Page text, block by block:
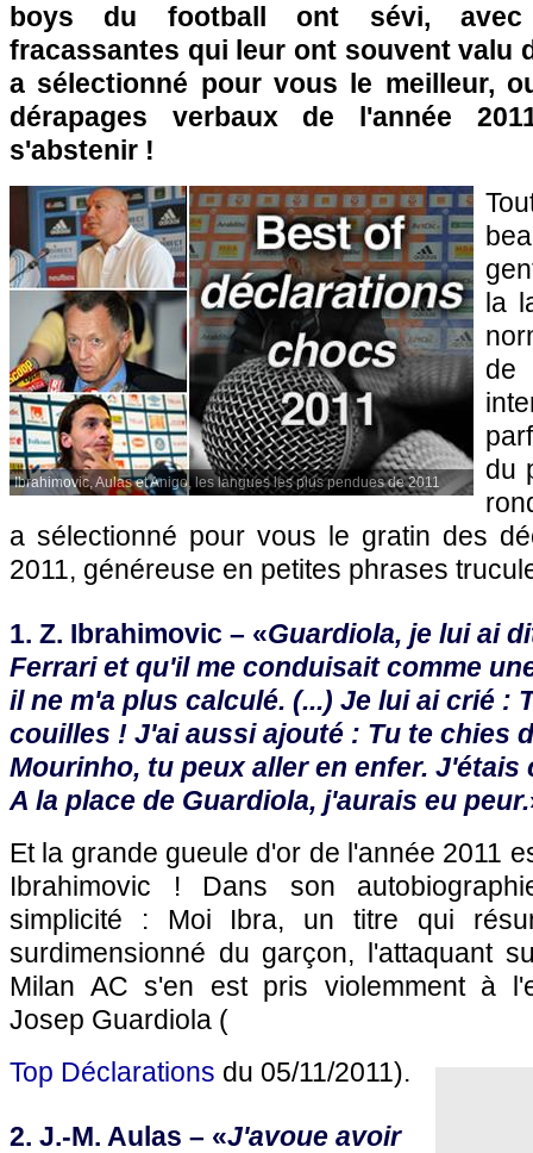
boys du football ont sévi, avec
fracassantes qui leur ont souvent valu
a sélectionné pour vous le meilleur,
dérapages verbaux de l'année
s'abstenir !
Ibrahimovic, Aulas et Anigo, les langues les plus pendues de 2011
la
de
du
a sélectionné pour vous le gratin des
2011, généreuse en petites phrases
1. Z. Ibrahimovic – «Guardiola, je lui ai
Ferrari et qu'il me conduisait comme
il ne m'a plus calculé. (...) Je lui ai crié :
couilles ! J'ai aussi ajouté : Tu te chies
Mourinho, tu peux aller en enfer. J'étais
A la place de Guardiola, j'aurais eu peur.
Et la grande gueule d'or de l'année 2011
Ibrahimovic ! Dans son
simplicité : Moi Ibra, un titre qui
surdimensionné du garçon, l'attaquant
Milan AC s'en est pris violemment à
Josep Guardiola (
Top Déclarations du 05/11/2011).
2. J.-M. Aulas – «J'avoue avoir